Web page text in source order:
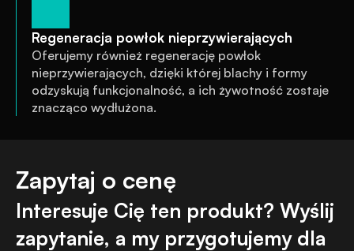
Regeneracja powłok nieprzywierających
Oferujemy również regenerację powłok
nieprzywierających, dzięki której blachy i formy
odzyskują funkcjonalność, a ich żywotność zostaje
znacząco wydłużona.
Zapytaj o cenę
Interesuje Cię ten produkt? Wyślij
zapytanie, a my przygotujemy dla